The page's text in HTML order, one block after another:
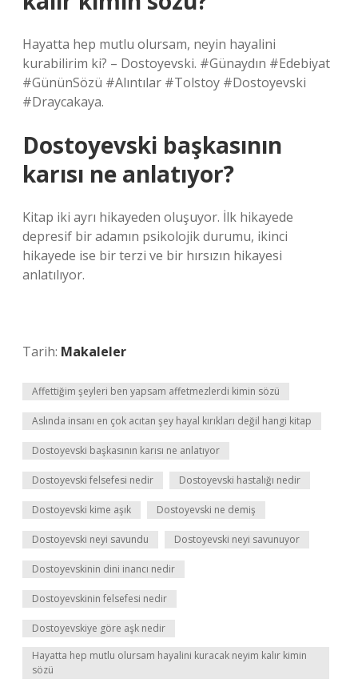
Hayatta hep mutlu olursam, neyin hayalini
kurabilirim ki? – Dostoyevski. #Günaydın #Edebiyat
#GününSözü #Alıntılar #Tolstoy #Dostoyevski
#Draycakaya.
Dostoyevski başkasının
karısı ne anlatıyor?
Kitap iki ayrı hikayeden oluşuyor. İlk hikayede
depresif bir adamın psikolojik durumu, ikinci
hikayede ise bir terzi ve bir hırsızın hikayesi
anlatılıyor.
Tarih: Makaleler
Affettiğim şeyleri ben yapsam affetmezlerdi kimin sözü
Aslında insanı en çok acıtan şey hayal kırıkları değil hangi kitap
Dostoyevski başkasının karısı ne anlatıyor
Dostoyevski felsefesi nedir Dostoyevski hastalığı nedir
Dostoyevski kime aşık Dostoyevski ne demiş
Dostoyevski neyi savundu Dostoyevski neyi savunuyor
Dostoyevskinin dini inancı nedir
Dostoyevskinin felsefesi nedir
Dostoyevskiye göre aşk nedir
Hayatta hep mutlu olursam hayalini kuracak neyim kalır kimin
sözü